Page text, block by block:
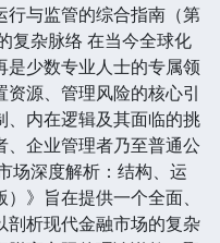
行与监管的综合指南（第
复杂脉络 在当今全球化
是少数专业人士的专属领
源、管理风险的核心引
、内在逻辑及其面临的挑
企业管理者乃至普通公
场深度解析：结构、运
》旨在提供一个全面、
剖析现代金融市场的复杂